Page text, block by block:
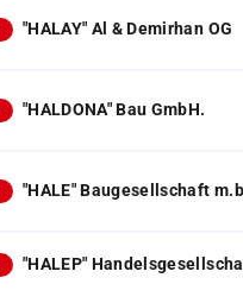
"HALAY" Al & Demirhan OG
"HALDONA" Bau GmbH.
"HALE" Baugesellschaft
"HALEP"